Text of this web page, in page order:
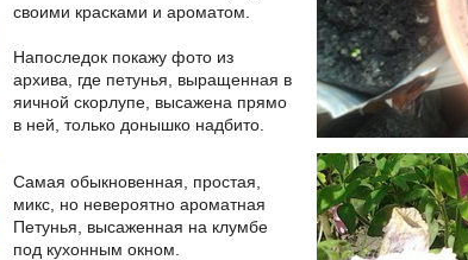
своими красками и ароматом.
Напоследок покажу фото из
архива, где петунья, выращенная в
яичной скорлупе, высажена прямо
в ней, только донышко надбито.
Самая обыкновенная, простая,
микс, но невероятно ароматная
Петунья, высаженная на клумбе
под кухонным окном.